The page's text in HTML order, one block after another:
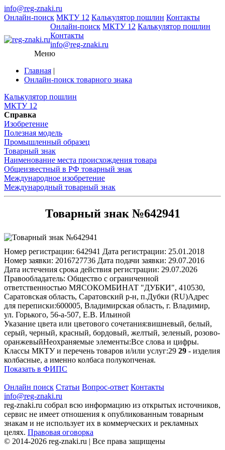
info@reg-znaki.ru
Онлайн-поиск МКТУ 12 Калькулятор пошлин Контакты
Онлайн-поиск МКТУ 12 Калькулятор пошлин
Контакты
info@reg-znaki.ru
Меню
Главная |
Онлайн-поиск товарного знака
Калькулятор пошлин
МКТУ 12
Справка
Изобретение
Полезная модель
Промышленный образец
Товарный знак
Наименование места происхождения товара
Общеизвестный в РФ товарный знак
Международное изобретение
Международный товарный знак
Товарный знак №642941
Номер регистрации: 642941 Дата регистрации: 25.01.2018
Номер заявки: 2016727736 Дата подачи заявки: 29.07.2016
Дата истечения срока действия регистрации: 29.07.2026
Правообладатель: Общество с ограниченной
ответственностью МЯСОКОМБИНАТ "ДУБКИ", 410530,
Саратовская область, Саратовский р-н, п.Дубки (RU)Адрес
для переписки:600005, Владимирская область, г. Владимир,
ул. Горького, 56-а-507, Е.В. Ильиной
Указание цвета или цветового сочетания:вишневый, белый,
серый, черный, красный, бордовый, желтый, зеленый, розово-
оранжевыйНеохраняемые элементы:Все слова и цифры.
Классы МКТУ и перечень товаров и/или услуг:29 29 - изделия
колбасные, а именно колбаса полукопченая.
Показать в ФИПС
Онлайн поиск Статьи Вопрос-ответ Контакты
info@reg-znaki.ru
reg-znaki.ru собрал всю информацию из открытых источников,
сервис не имеет отношения к опубликованным товарным
знакам и не использует их в коммерческих и рекламных
целях. Правовая оговорка
© 2014-2026 reg-znaki.ru | Все права защищены